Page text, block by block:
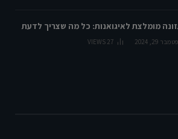
מומלצת לאיגואנות: כל מה שצריך לדעת
29, 2024
27
VIEWS